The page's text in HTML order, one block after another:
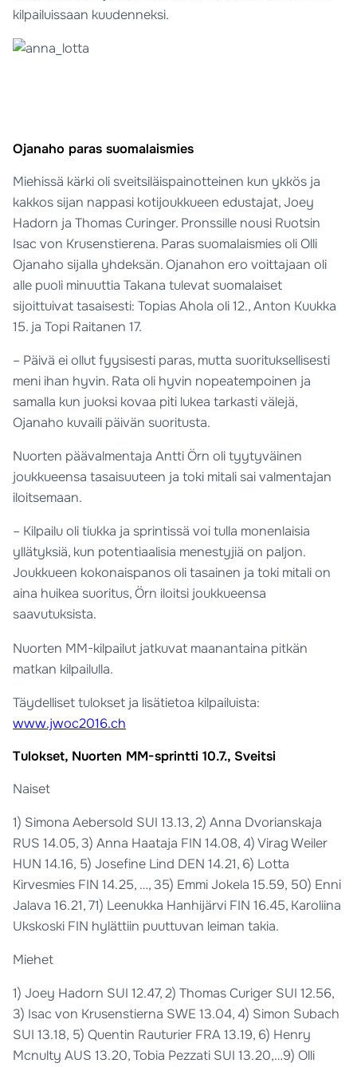
kilpailuissaan kuudenneksi.
Ojanaho paras suomalaismies
Miehissä kärki oli sveitsiläispainotteinen kun ykkös ja
kakkos sijan nappasi kotijoukkueen edustajat, Joey
Hadorn ja Thomas Curinger. Pronssille nousi Ruotsin
Isac von Krusenstierena. Paras suomalaismies oli Olli
Ojanaho sijalla yhdeksän. Ojanahon ero voittajaan oli
alle puoli minuuttia Takana tulevat suomalaiset
sijoittuivat tasaisesti: Topias Ahola oli 12., Anton Kuukka
15. ja Topi Raitanen 17.
– Päivä ei ollut fyysisesti paras, mutta suorituksellisesti
meni ihan hyvin. Rata oli hyvin nopeatempoinen ja
samalla kun juoksi kovaa piti lukea tarkasti välejä,
Ojanaho kuvaili päivän suoritusta.
Nuorten päävalmentaja Antti Örn oli tyytyväinen
joukkueensa tasaisuuteen ja toki mitali sai valmentajan
iloitsemaan.
– Kilpailu oli tiukka ja sprintissä voi tulla monenlaisia
yllätyksiä, kun potentiaalisia menestyjiä on paljon.
Joukkueen kokonaispanos oli tasainen ja toki mitali on
aina huikea suoritus, Örn iloitsi joukkueensa
saavutuksista.
Nuorten MM-kilpailut jatkuvat maanantaina pitkän
matkan kilpailulla.
Täydelliset tulokset ja lisätietoa kilpailuista:
www.jwoc2016.ch
Tulokset, Nuorten MM-sprintti 10.7., Sveitsi
Naiset
1) Simona Aebersold SUI 13.13, 2) Anna Dvorianskaja
RUS 14.05, 3) Anna Haataja FIN 14.08, 4) Virag Weiler
HUN 14.16, 5) Josefine Lind DEN 14.21, 6) Lotta
Kirvesmies FIN 14.25, …, 35) Emmi Jokela 15.59, 50) Enni
Jalava 16.21, 71) Leenukka Hanhijärvi FIN 16.45, Karoliina
Ukskoski FIN hylättiin puuttuvan leiman takia.
Miehet
1) Joey Hadorn SUI 12.47, 2) Thomas Curiger SUI 12.56,
3) Isac von Krusenstierna SWE 13.04, 4) Simon Subach
SUI 13.18, 5) Quentin Rauturier FRA 13.19, 6) Henry
Mcnulty AUS 13.20, Tobia Pezzati SUI 13.20,…9) Olli